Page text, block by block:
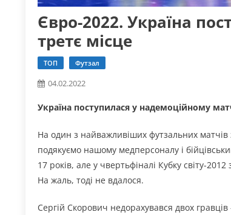
Євро-2022. Україна
третє місце
ТОП Футзал
04.02.2022
Україна поступилася у надемоційному
На один з найважливіших футзальних матчів
подякуємо нашому медперсоналу і
17 років, але у чвертьфіналі Кубку світу-
На жаль, тоді не вдалося.
Сергій Скорович недорахувався двох